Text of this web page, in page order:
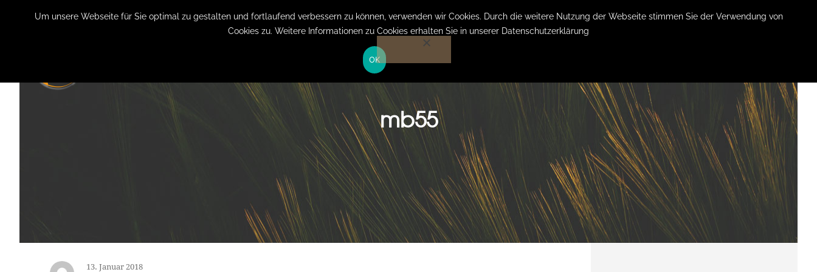
+49 (0) 151 19079060 info@privatpraxis-bertram.de Anmelden auf Website
LEISTUNGEN KOSTEN
mb55
13. Januar 2018
Um unsere Webseite für Sie optimal zu gestalten und fortlaufend verbessern zu können, verwenden wir Cookies. Durch die weitere Nutzung der Webseite stimmen Sie der Verwendung von
Cookies zu. Weitere Informationen zu Cookies erhalten Sie in unserer Datenschutzerklärung
OK